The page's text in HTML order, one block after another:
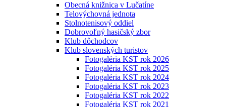
Obecná knižnica v Lučatíne
Telovýchovná jednota
Stolnotenisový oddiel
Dobrovoľný hasičský zbor
Klub dôchodcov
Klub slovenských turistov
Fotogaléria KST rok 2026
Fotogaléria KST rok 2025
Fotogaléria KST rok 2024
Fotogaléria KST rok 2023
Fotogaléria KST rok 2022
Fotogaléria KST rok 2021